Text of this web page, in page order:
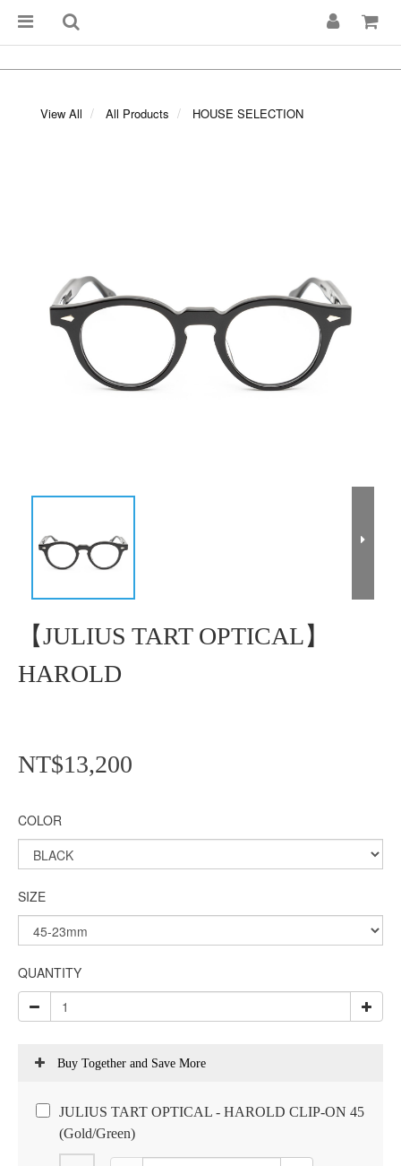
View All All Products HOUSE SELECTION
【JULIUS TART OPTICAL】
HAROLD
NT$13,200
COLOR
SIZE
QUANTITY
Buy Together and Save More
JULIUS TART OPTICAL - HAROLD CLIP-ON 45
(Gold/Green)